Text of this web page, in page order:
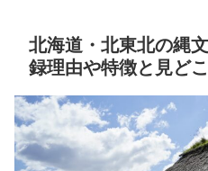
北海道・北東北の縄
録理由や特徴と見ど